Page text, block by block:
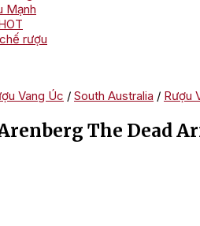
Mạnh
rượu
Vang Úc / South Australia / Rượu
The Dead